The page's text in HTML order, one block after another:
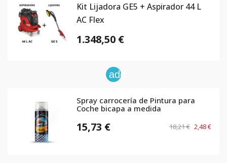
Kit Lijadora GE5 + Aspirador 44 L
AC Flex
1.348,50 €
add
Spray carrocería de Pintura para
Coche bicapa a medida
15,73 € 18,21 € 2,48 €